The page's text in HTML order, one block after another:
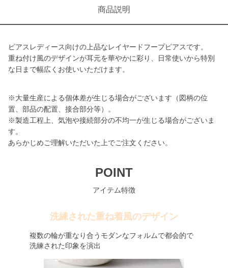
商品説明
ピアスレディース向けの上品なレイヤードフープピアスです。
重ね付け風のデザインが耳元を華やかに彩り、日常使いから特別
な日まで幅広くお使いいただけます。
※大量生産による個体差が生じる場合がございます（図柄の位
置、部品の配置、接合部分等）。
※製造工程上、気泡や接続部分の不均一が生じる場合がございま
す。
あらかじめご理解いただいた上でご注文ください。
POINT
アイテム特徴
洗練された重ね着風のデザイン
複数の輪が重なり合うモダンなフォルムで都会的で
洗練された印象を演出